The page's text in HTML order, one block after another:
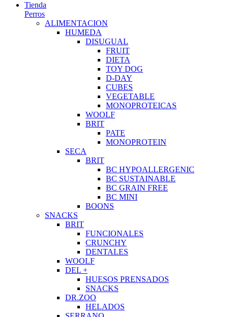
Tienda
Perros
ALIMENTACION
HUMEDA
DISUGUAL
FRUIT
DIETA
TOY DOG
D-DAY
CUBES
VEGETABLE
MONOPROTEICAS
WOOLF
BRIT
PATE
MONOPROTEIN
SECA
BRIT
BC HYPOALLERGENIC
BC SUSTAINABLE
BC GRAIN FREE
BC MINI
BOONS
SNACKS
BRIT
FUNCIONALES
CRUNCHY
DENTALES
WOOLF
DEL +
HUESOS PRENSADOS
SNACKS
DR.ZOO
HELADOS